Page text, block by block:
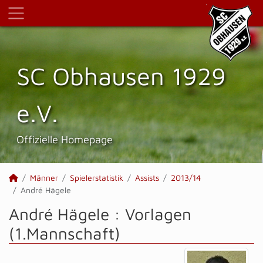
SC Obhausen 1929
e.V.
Offizielle Homepage
Männer Spielerstatistik Assists
2013/14
André Hägele
André Hägele : Vorlagen
(1.Mannschaft)